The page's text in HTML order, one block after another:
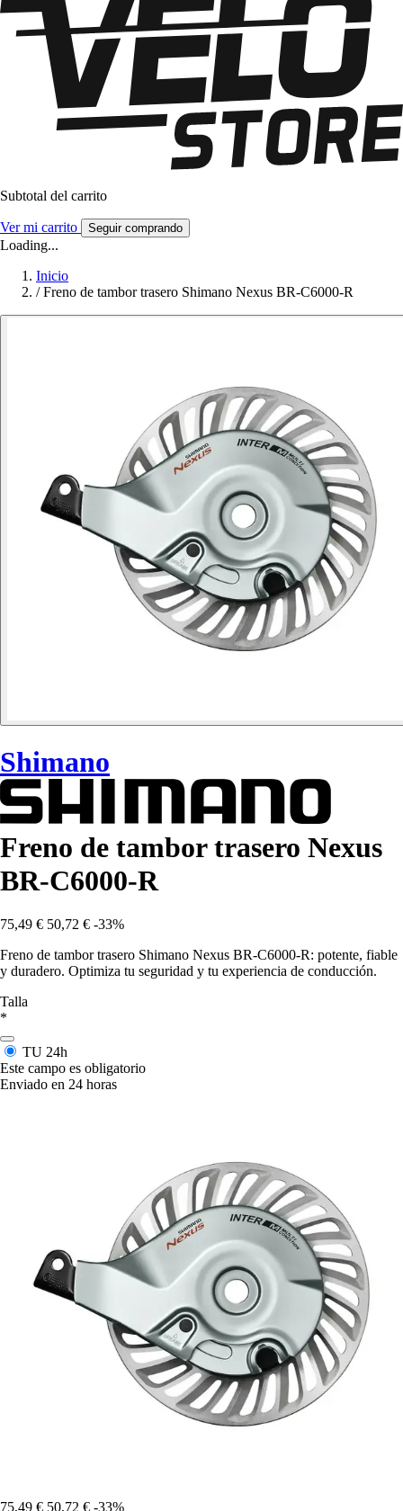
Subtotal del carrito
Ver mi carrito Seguir comprando
Loading...
Inicio
/ Freno de tambor trasero Shimano Nexus BR-C6000-R
Shimano
Freno de tambor trasero Nexus
BR-C6000-R
75,49 € 50,72 € -33%
Freno de tambor trasero Shimano Nexus BR-C6000-R: potente, fiable
y duradero. Optimiza tu seguridad y tu experiencia de conducción.
Talla
*
TU 24h
Este campo es obligatorio
Enviado en 24 horas
75,49 € 50,72 € -33%